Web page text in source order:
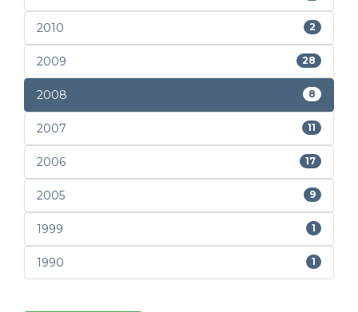
2010 2
2009 28
2008 8
2007 11
2006 17
2005 9
1999 1
1990 1